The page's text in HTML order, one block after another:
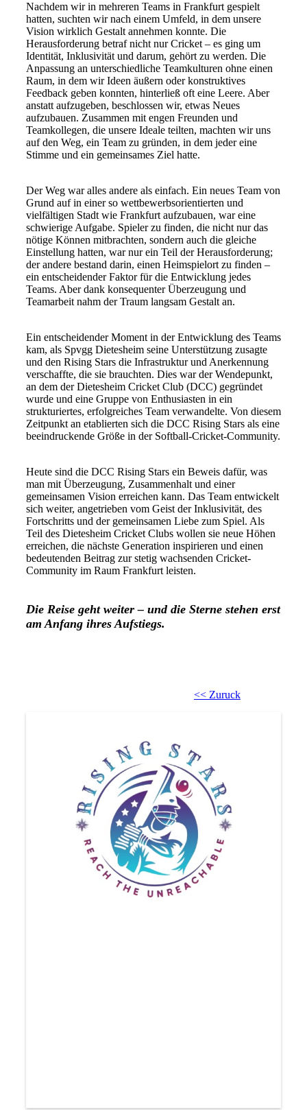
Nachdem wir in mehreren Teams in Frankfurt gespielt
hatten, suchten wir nach einem Umfeld, in dem unsere
Vision wirklich Gestalt annehmen konnte. Die
Herausforderung betraf nicht nur Cricket – es ging um
Identität, Inklusivität und darum, gehört zu werden. Die
Anpassung an unterschiedliche Teamkulturen ohne einen
Raum, in dem wir Ideen äußern oder konstruktives
Feedback geben konnten, hinterließ oft eine Leere. Aber
anstatt aufzugeben, beschlossen wir, etwas Neues
aufzubauen. Zusammen mit engen Freunden und
Teamkollegen, die unsere Ideale teilten, machten wir uns
auf den Weg, ein Team zu gründen, in dem jeder eine
Stimme und ein gemeinsames Ziel hatte.
Der Weg war alles andere als einfach. Ein neues Team von
Grund auf in einer so wettbewerbsorientierten und
vielfältigen Stadt wie Frankfurt aufzubauen, war eine
schwierige Aufgabe. Spieler zu finden, die nicht nur das
nötige Können mitbrachten, sondern auch die gleiche
Einstellung hatten, war nur ein Teil der Herausforderung;
der andere bestand darin, einen Heimspielort zu finden –
ein entscheidender Faktor für die Entwicklung jedes
Teams. Aber dank konsequenter Überzeugung und
Teamarbeit nahm der Traum langsam Gestalt an.
Ein entscheidender Moment in der Entwicklung des Teams
kam, als Spvgg Dietesheim seine Unterstützung zusagte
und den Rising Stars die Infrastruktur und Anerkennung
verschaffte, die sie brauchten. Dies war der Wendepunkt,
an dem der Dietesheim Cricket Club (DCC) gegründet
wurde und eine Gruppe von Enthusiasten in ein
strukturiertes, erfolgreiches Team verwandelte. Von diesem
Zeitpunkt an etablierten sich die DCC Rising Stars als eine
beeindruckende Größe in der Softball-Cricket-Community.
Heute sind die DCC Rising Stars ein Beweis dafür, was
man mit Überzeugung, Zusammenhalt und einer
gemeinsamen Vision erreichen kann. Das Team entwickelt
sich weiter, angetrieben vom Geist der Inklusivität, des
Fortschritts und der gemeinsamen Liebe zum Spiel. Als
Teil des Dietesheim Cricket Clubs wollen sie neue Höhen
erreichen, die nächste Generation inspirieren und einen
bedeutenden Beitrag zur stetig wachsenden Cricket-
Community im Raum Frankfurt leisten.
Die Reise geht weiter – und die Sterne stehen erst
am Anfang ihres Aufstiegs.
<< Zuruck